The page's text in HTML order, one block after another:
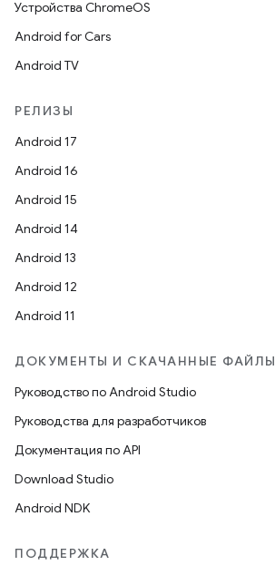
Устройства ChromeOS
Android for Cars
Android TV
РЕЛИЗЫ
Android 17
Android 16
Android 15
Android 14
Android 13
Android 12
Android 11
ДОКУМЕНТЫ И СКАЧАННЫЕ ФАЙЛЫ
Руководство по Android Studio
Руководства для разработчиков
Документация по API
Download Studio
Android NDK
ПОДДЕРЖКА